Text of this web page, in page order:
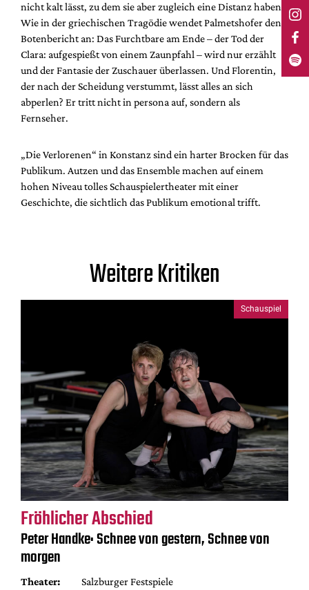
nicht kalt lässt, zu dem sie aber zugleich eine Distanz haben.
Wie in der griechischen Tragödie wendet Palmetshofer den
Botenbericht an: Das Furchtbare am Ende – der Tod der
Clara: aufgespießt von einem Zaunpfahl – wird nur erzählt
und der Fantasie der Zuschauer überlassen. Und Florentin,
der nach der Scheidung verstummt, lässt alles an sich
abperlen? Er tritt nicht in persona auf, sondern als
Fernseher.
„Die Verlorenen“ in Konstanz sind ein harter Brocken für das
Publikum. Autzen und das Ensemble machen auf einem
hohen Niveau tolles Schauspielertheater mit einer
Geschichte, die sichtlich das Publikum emotional trifft.
Weitere Kritiken
Schauspiel
Fröhlicher Abschied
Peter Handke: Schnee von gestern, Schnee von
morgen
Theater:
Salzburger Festspiele